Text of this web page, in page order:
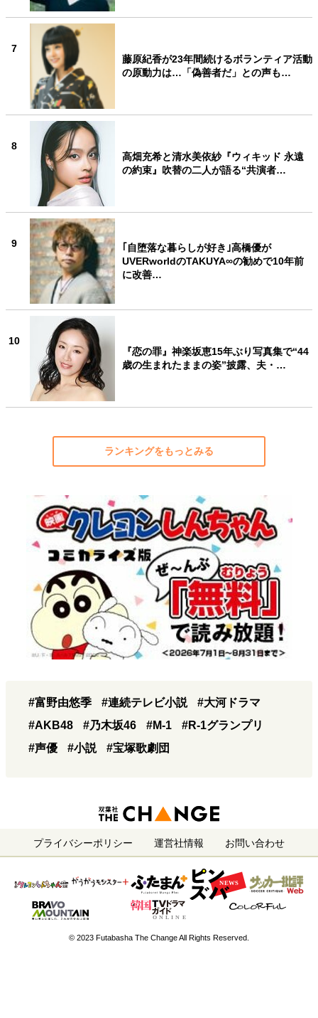
7
藤原紀香が23年間続けるボランティア活動
の原動力は…「偽善者だ」との声も…
8
高畑充希と清水美依紗『ウィキッド 永遠
の約束』吹替の二人が語る“共演者…
9
｢自堕落な暮らしが好き｣高橋優が
UVERworldのTAKUYA∞の勧めで10年前
に改善…
10
『恋の罪』神楽坂恵15年ぶり写真集で“44
歳の生まれたままの姿”披露、夫・…
ランキングをもっとみる
#富野由悠季 #連続テレビ小説
#大河ドラマ
#AKB48
#乃木坂46 #M-1
#R-1グランプリ
#声優
#小説 #宝塚歌劇団
プライバシーポリシー 運営社情報 お問い合わせ
© 2023 Futabasha The Change All Rights Reserved.